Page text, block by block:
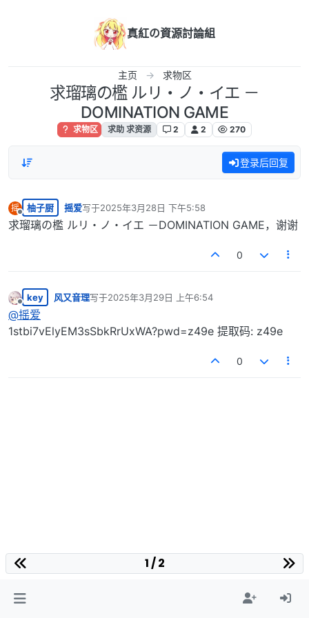
真紅の資源討論組
主页 求物区
求瑠璃の檻 ルリ・ノ・イエ －
DOMINATION GAME
求物区 求助 求资源 2 2 270
登录后回复
摇
离线
柚子厨 摇爱写于2025年3月28日 下午5:58
最后由 编辑
求瑠璃の檻 ルリ・ノ・イエ －DOMINATION GAME，谢谢
0
离线
key 风又音理写于2025年3月29日 上午6:54
最后由 编辑
@摇爱
1stbi7vElyEM3sSbkRrUxWA?pwd=z49e 提取码: z49e
0
1 / 2